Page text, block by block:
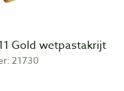
Gold wetpastakrijt
21730